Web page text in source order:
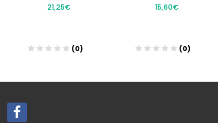
21,25€
(0)
15,60€
(0)